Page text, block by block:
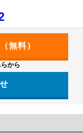
から